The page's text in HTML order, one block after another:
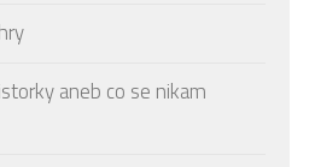
aneb co se nikam